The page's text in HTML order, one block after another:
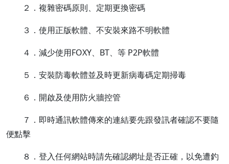
２．複雜密碼原則、定期更換密碼
３．使用正版軟體、不安裝來路不明軟體
４．減少使用FOXY、BT、等 P2P軟體
５．安裝防毒軟體並及時更新病毒碼定期掃毒
６．開啟及使用防火牆控管
７．即時通訊軟體傳來的連結要先跟發訊者確認不要隨
便點擊
８．登入任何網站時請先確認網址是否正確，以免遭釣